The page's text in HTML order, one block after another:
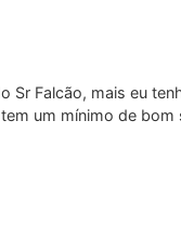
Falcão, mais eu
um mínimo de